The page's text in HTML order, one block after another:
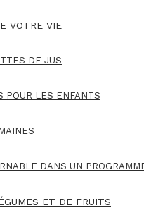
VOTRE VIE
DE JUS
POUR LES ENFANTS
DANS UN
ET DE FRUITS